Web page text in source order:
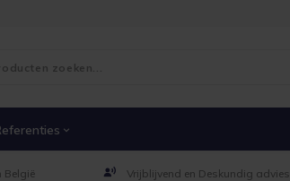
België Vrijblijvend en Deskundig advies